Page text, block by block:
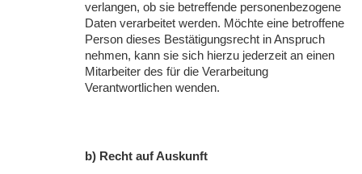
verlangen, ob sie betreffende personenbezogene
Daten verarbeitet werden. Möchte eine betroffene
Person dieses Bestätigungsrecht in Anspruch
nehmen, kann sie sich hierzu jederzeit an einen
Mitarbeiter des für die Verarbeitung
Verantwortlichen wenden.
b) Recht auf Auskunft